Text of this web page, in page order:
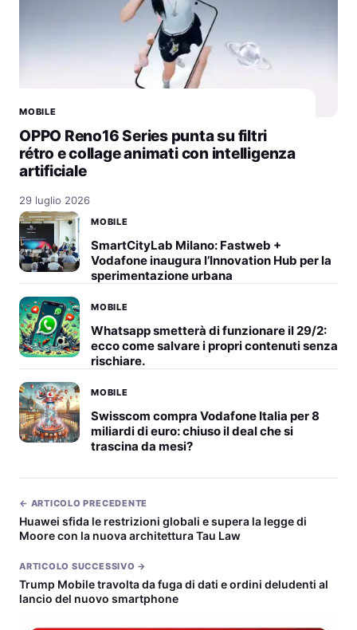
MOBILE
OPPO Reno16 Series punta su filtri
rétro e collage animati con intelligenza
artificiale
29 luglio 2026
MOBILE
SmartCityLab Milano: Fastweb +
Vodafone inaugura l’Innovation Hub per la
sperimentazione urbana
MOBILE
Whatsapp smetterà di funzionare il 29/2:
ecco come salvare i propri contenuti senza
rischiare.
MOBILE
Swisscom compra Vodafone Italia per 8
miliardi di euro: chiuso il deal che si
trascina da mesi?
← ARTICOLO PRECEDENTE
Huawei sfida le restrizioni globali e supera la legge di
Moore con la nuova architettura Tau Law
ARTICOLO SUCCESSIVO →
Trump Mobile travolta da fuga di dati e ordini deludenti al
lancio del nuovo smartphone